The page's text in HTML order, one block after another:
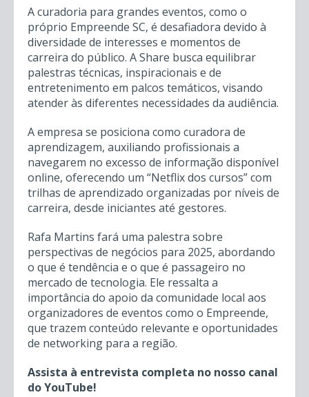
A curadoria para grandes eventos, como o
próprio Empreende SC, é desafiadora devido à
diversidade de interesses e momentos de
carreira do público. A Share busca equilibrar
palestras técnicas, inspiracionais e de
entretenimento em palcos temáticos, visando
atender às diferentes necessidades da audiência.
A empresa se posiciona como curadora de
aprendizagem, auxiliando profissionais a
navegarem no excesso de informação disponível
online, oferecendo um “Netflix dos cursos” com
trilhas de aprendizado organizadas por níveis de
carreira, desde iniciantes até gestores.
Rafa Martins fará uma palestra sobre
perspectivas de negócios para 2025, abordando
o que é tendência e o que é passageiro no
mercado de tecnologia. Ele ressalta a
importância do apoio da comunidade local aos
organizadores de eventos como o Empreende,
que trazem conteúdo relevante e oportunidades
de networking para a região.
Assista à entrevista completa no nosso canal
do YouTube!